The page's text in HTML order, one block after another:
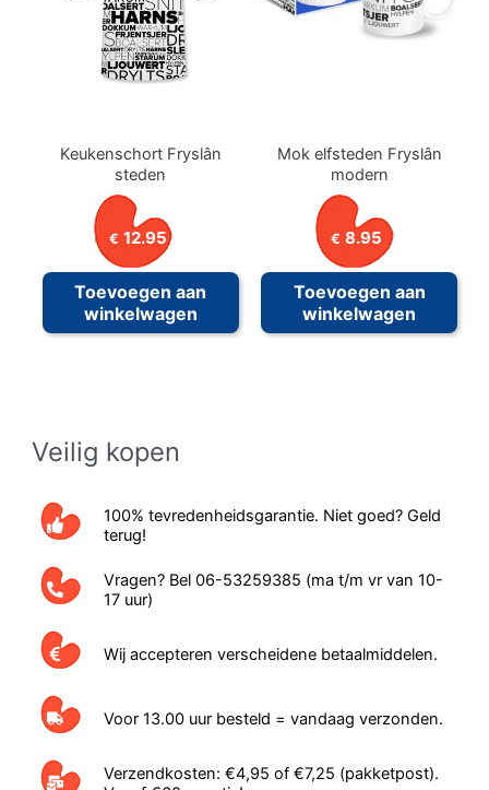
Veilig kopen
100% tevredenheidsgarantie. Niet goed? Geld
terug!
Vragen? Bel 06-53259385 (ma t/m vr van 10-
17 uur)
Wij accepteren verscheidene betaalmiddelen.
Voor 13.00 uur besteld = vandaag verzonden.
Verzendkosten: €4,95 of €7,25 (pakketpost).
Keukenschort Fryslân
steden
€ 12.95
Toevoegen aan
winkelwagen
Mok elfsteden Fryslân
modern
€ 8.95
Toevoegen aan
winkelwagen